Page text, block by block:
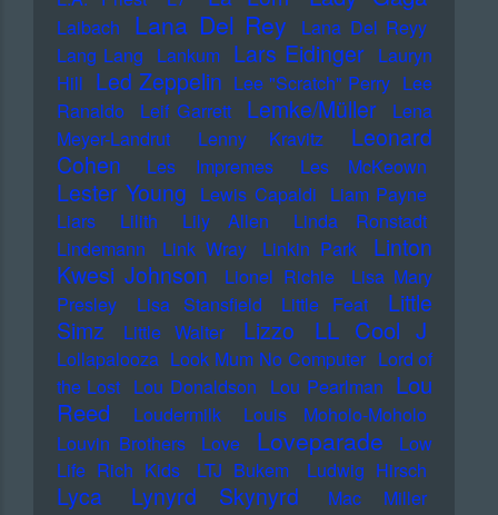
Laibach Lana Del Rey
Lana Del Reyy
Lang Lang Lankum Lars Eidinger Lauryn
Hill Led Zeppelin Lee "Scratch" Perry Lee
Ranaldo
Leif Garrett Lemke/Müller
Lena
Meyer-Landrut
Lenny Kravitz
Leonard
Cohen
Les Impremes Les McKeown
Lester Young Lewis Capaldi Liam Payne
Liars
Lilith Lily Allen
Linda Ronstadt
Lindemann
Link Wray Linkin Park
Linton
Kwesi Johnson
Lionel Richie
Lisa Mary
Presley
Lisa Stansfield Little Feat
Little
Simz
Little Walter Lizzo LL Cool J
Lollapalooza Look Mum No Computer Lord of
the Lost Lou Donaldson Lou Pearlman Lou
Reed
Loudermilk
Louis Moholo-Moholo
Louvin Brothers
Love Loveparade
Low
Life Rich Kids
LTJ Bukem Ludwig Hirsch
Lyca Lynyrd Skynyrd
Mac Miller